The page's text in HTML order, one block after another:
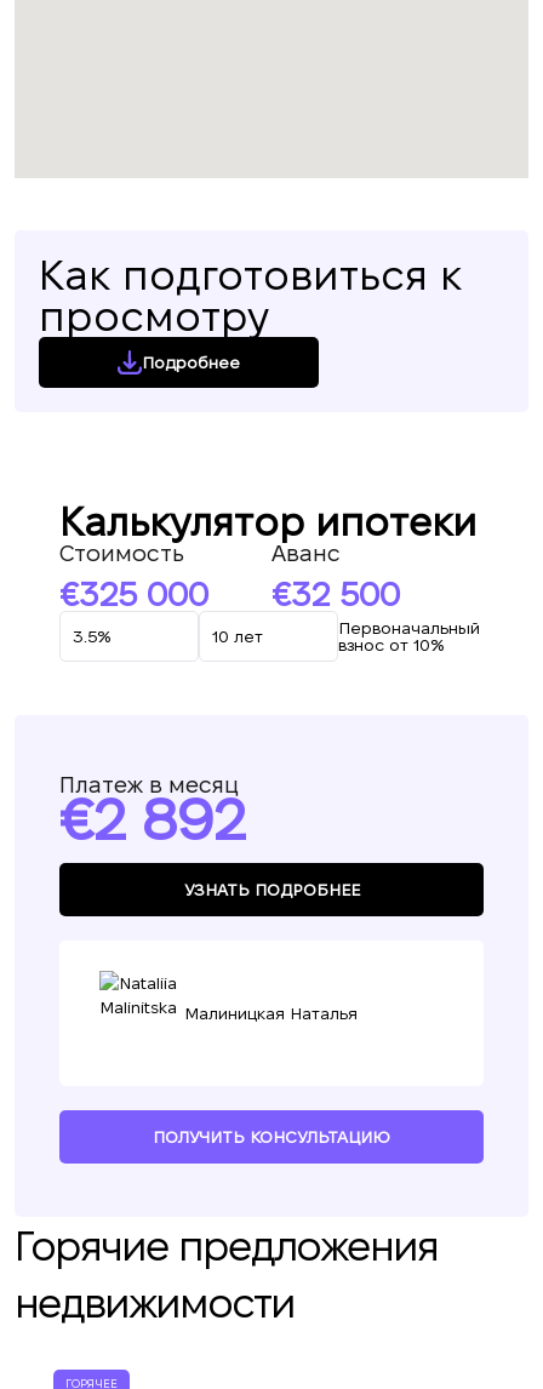
Как подготовиться к
просмотру
Подробнее
Калькулятор ипотеки
Стоимость
325 000
Аванс
32 500
Первоначальный
взнос от 10%
Платеж в месяц
2 892
УЗНАТЬ ПОДРОБНЕЕ
Малиницкая Наталья
ПОЛУЧИТЬ КОНСУЛЬТАЦИЮ
Горячие предложения
недвижимости
ГОРЯЧЕЕ